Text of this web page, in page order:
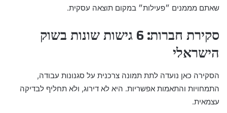
שאתם מממנים ״פעילות״ במקום תוצאה עסקית.
סקירת חברות: 6 גישות שונות בשוק
הישראלי
הסקירה כאן נועדה לתת תמונה צרכנית על סגנונות עבודה,
התמחויות והתאמות אפשריות. היא לא דירוג, ולא תחליף לבדיקה
עצמאית.